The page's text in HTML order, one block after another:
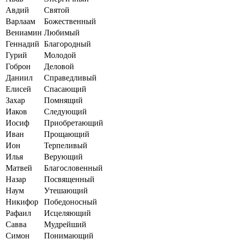
Авдий
Святой
Варлаам
Божественный
Вениамин Любимый
Геннадий Благородный
Гурий
Молодой
Гоброн
Деловой
Даниил
Справедливый
Елисей
Спасающий
Захар
Помнящий
Иаков
Следующий
Иосиф
Приобретающий
Иван
Прощающий
Ион
Терпеливый
Илья
Верующий
Матвей
Благословенный
Назар
Посвященный
Наум
Утешающий
Никифор
Победоносный
Рафаил
Исцеляющий
Савва
Мудрейший
Симон
Понимающий